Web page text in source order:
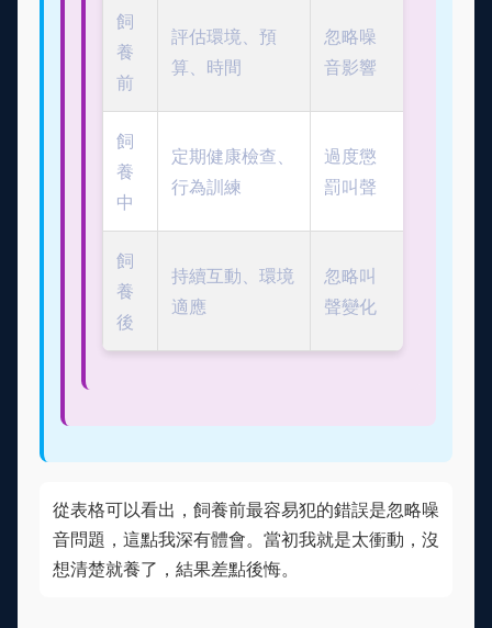
飼
養
前
評估環境、預
算、時間
忽略噪
音影響
飼
養
中
定期健康檢查、
行為訓練
過度懲
罰叫聲
飼
養
後
持續互動、環境
適應
忽略叫
聲變化
從表格可以看出，飼養前最容易犯的錯誤是忽略噪
音問題，這點我深有體會。當初我就是太衝動，沒
想清楚就養了，結果差點後悔。